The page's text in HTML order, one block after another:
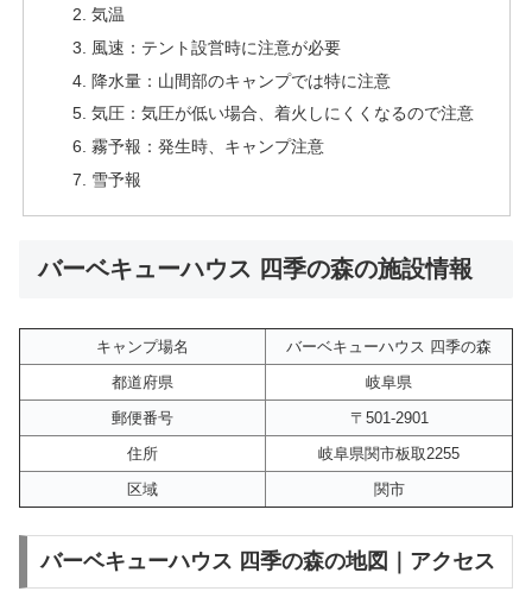
気温
風速：テント設営時に注意が必要
降水量：山間部のキャンプでは特に注意
気圧：気圧が低い場合、着火しにくくなるので注意
霧予報：発生時、キャンプ注意
雪予報
バーベキューハウス 四季の森の施設情報
キャンプ場名
バーベキューハウス 四季の森
都道府県
岐阜県
郵便番号
〒501-2901
住所
岐阜県関市板取2255
区域
関市
バーベキューハウス 四季の森の地図｜アクセス